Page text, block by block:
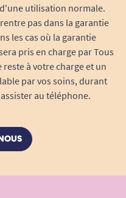
utilisation normale.
pas dans la garantie
les cas où la garantie
pris en charge par Tous
à votre charge et un
par vos soins, durant
au téléphone.